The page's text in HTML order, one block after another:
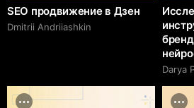
SEO продвижение в Дзен
Dmitrii Аndriiashkin
Darya